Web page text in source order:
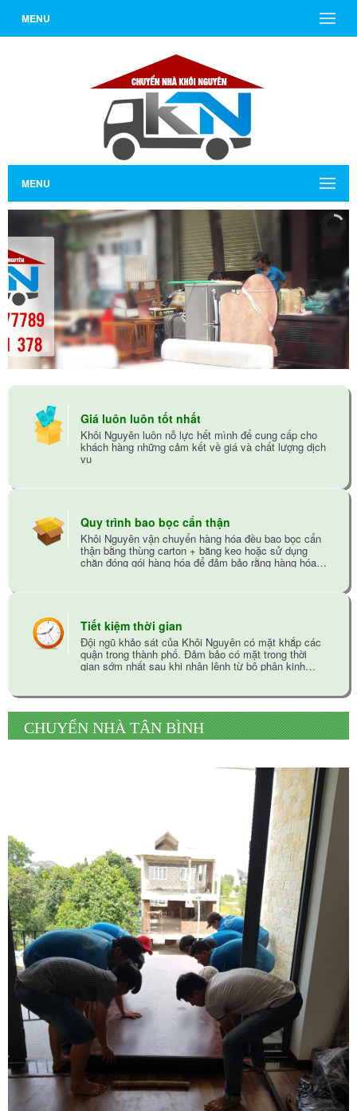
MENU
MENU
Giá luôn luôn tốt nhất
Khôi Nguyên luôn nỗ lực hết mình để cung cấp cho
khách hàng những cảm kết về giá và chất lượng dịch
vụ
Quy trình bao bọc cẩn thận
Khôi Nguyên vận chuyển hàng hóa đều bao bọc cẩn
thận bằng thùng carton + băng keo hoặc sử dụng
chăn đóng gói hàng hóa để đảm bảo rằng hàng hóa
Tiết kiệm thời gian
Đội ngũ khảo sát của Khôi Nguyên có mặt khắp các
quận trong thành phố. Đảm bảo có mặt trong thời
gian sớm nhất sau khi nhận lệnh từ bộ phận kinh
CHUYỂN NHÀ TÂN BÌNH